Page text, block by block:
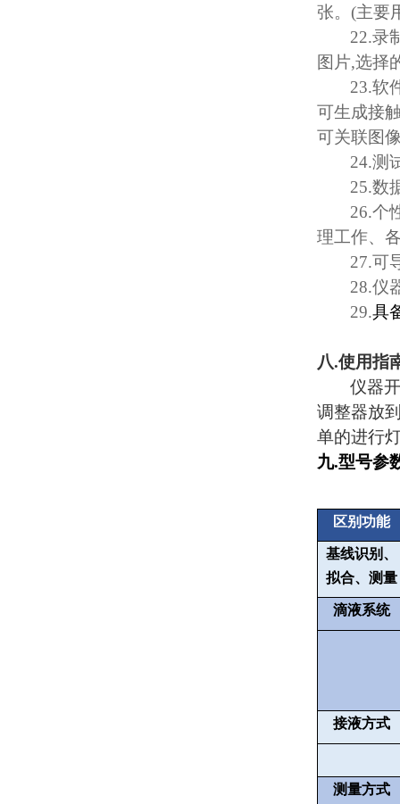
张。 (主要
22.录
图片,选择
23.软
可生成接
可关联图
24.测
25.数
26.个
理工作、
27.可
28.仪
29.具
八.使用指
仪器
调整器放
单的进行
九.型号参
区别功能
基线识别、
拟合、测量
滴液系统
接液方式
测量方式